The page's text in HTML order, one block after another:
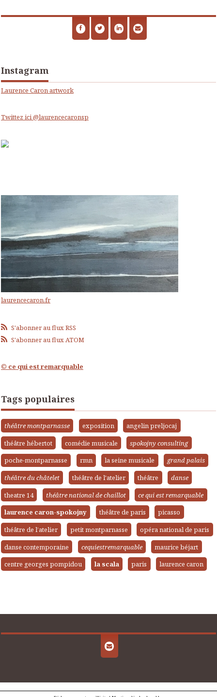
Instagram
Laurence Caron artwork
Twittez ici @laurencecaronsp
laurencecaron.fr
S'abonner au flux RSS
S'abonner au flux ATOM
© ce qui est remarquable
Tags populaires
théâtre montparnasse exposition
angelin preljocaj
théâtre hébertot
comédie musicale
spokojny consulting
poche-montparnasse
rmn la seine musicale
grand palais
théâtre du châtelet
théâtre de l'atelier théâtre
danse
theatre 14
théâtre national de chaillot
ce qui est remarquable
laurence caron-spokojny
théâtre de paris
picasso
théâtre de l’atelier
petit montparnasse
opéra national de paris
danse contemporaine
cequiestremarquable
maurice béjart
centre georges pompidou
la scala paris laurence caron